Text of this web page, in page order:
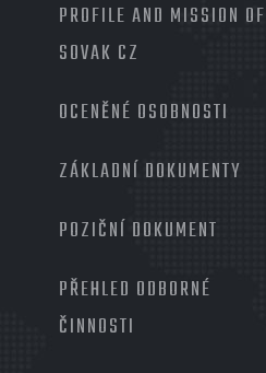
PROFILE AND MISSION OF
SOVAK CZ
OCENĚNÉ OSOBNOSTI
ZÁKLADNÍ DOKUMENTY
POZIČNÍ DOKUMENT
PŘEHLED ODBORNÉ
ČINNOSTI